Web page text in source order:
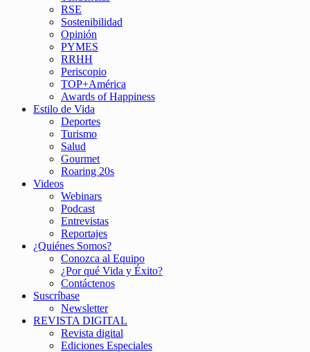
RSE
Sostenibilidad
Opinión
PYMES
RRHH
Periscopio
TOP+América
Awards of Happiness
Estilo de Vida
Deportes
Turismo
Salud
Gourmet
Roaring 20s
Videos
Webinars
Podcast
Entrevistas
Reportajes
¿Quiénes Somos?
Conozca al Equipo
¿Por qué Vida y Éxito?
Contáctenos
Suscríbase
Newsletter
REVISTA DIGITAL
Revista digital
Ediciones Especiales